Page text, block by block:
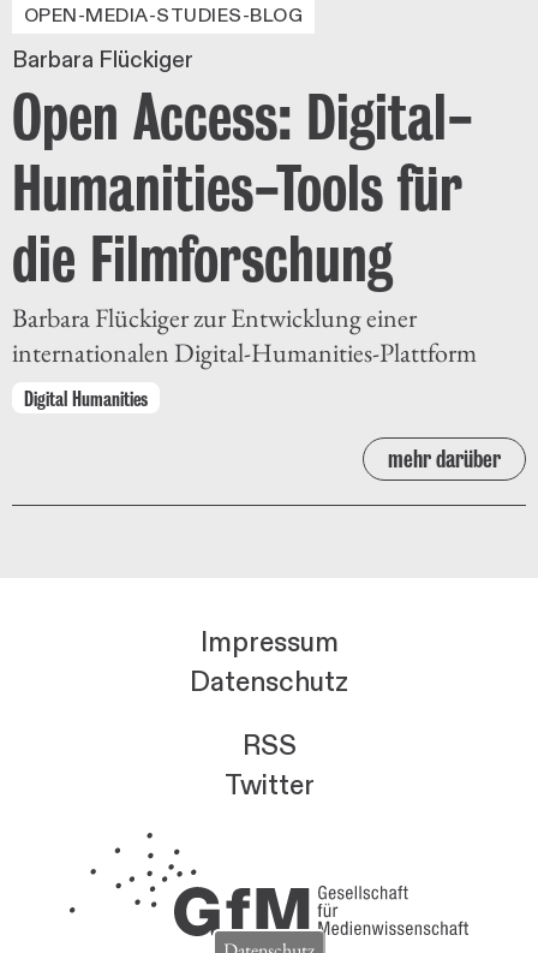
OPEN-MEDIA-STUDIES-BLOG
Barbara Flückiger
Open Access: Digital-
Humanities-Tools für
die Filmforschung
Barbara Flückiger zur Entwicklung einer
internationalen Digital-Humanities-Plattform
Digital Humanities
mehr darüber
Impressum
Datenschutz
RSS
Twitter